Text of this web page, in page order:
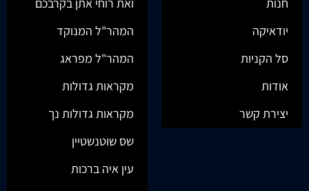
חנות
יודאיקה
סל הקניות
אודות
יצירת קשר
ואת רוחי אתן בקרבכם
המהר"ל המנוקד
המהר"ל מפראג
מקראות גדולות
מקראות גדולות נך
שס שוטנשטיין
עין איה ברכות